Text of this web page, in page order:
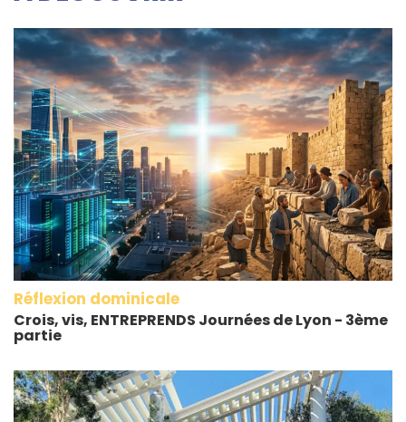
Réflexion dominicale
Crois, vis, ENTREPRENDS Journées de Lyon - 3ème
partie